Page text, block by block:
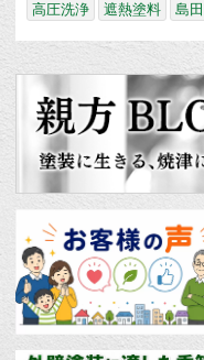
高圧洗浄
遮熱塗料 島